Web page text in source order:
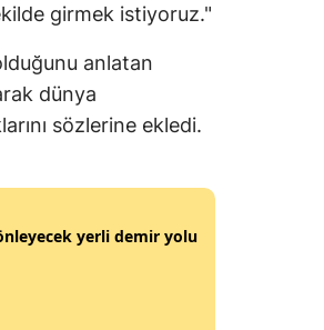
girmek istiyoruz."
anlatan
dünya
sözlerine ekledi.
yerli demir yolu